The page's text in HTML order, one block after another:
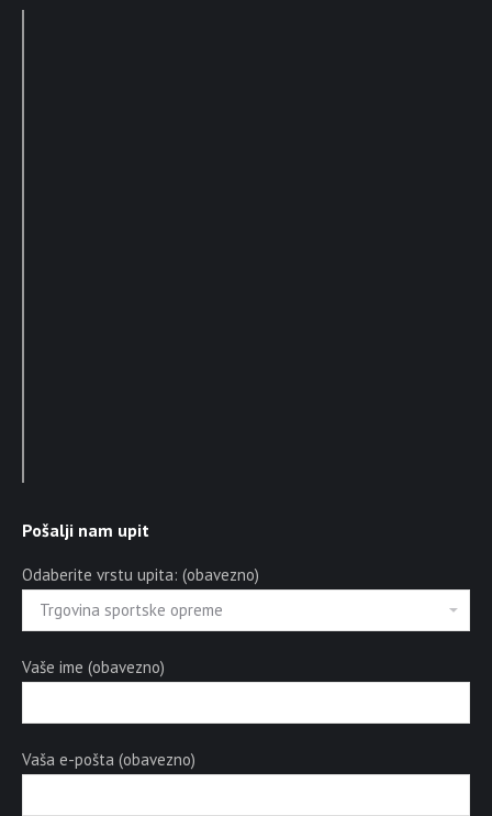
Pošalji nam upit
Odaberite vrstu upita: (obavezno)
Vaše ime (obavezno)
Vaša e-pošta (obavezno)